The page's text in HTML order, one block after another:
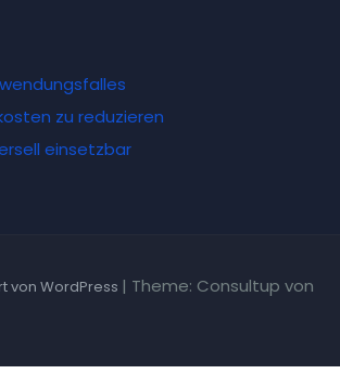
zu reduzieren
einsetzbar
von WordPress | Theme: Consultup von